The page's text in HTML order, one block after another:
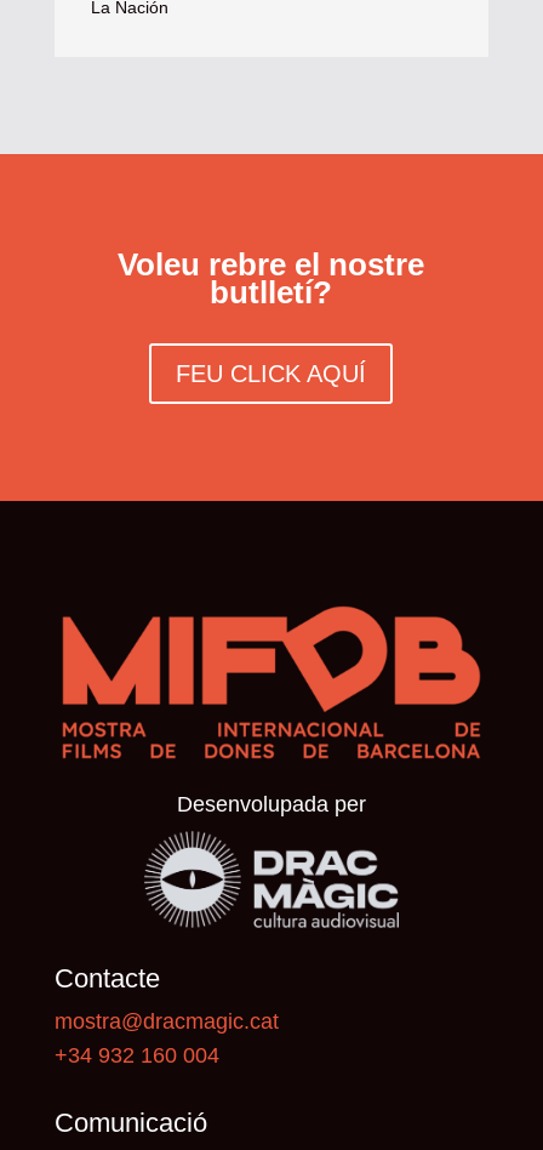
La Nación
Voleu rebre el nostre
butlletí?
FEU CLICK AQUÍ
Desenvolupada per
Contacte
mostra@dracmagic.cat
+34 932 160 004
Comunicació